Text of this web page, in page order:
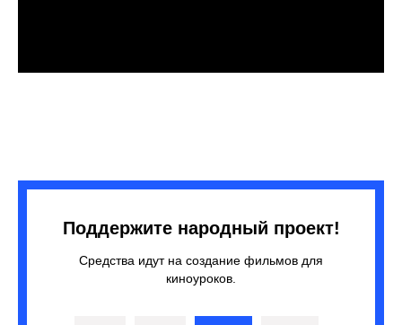
Поддержите народный проект!
Средства идут на создание фильмов для
киноуроков.